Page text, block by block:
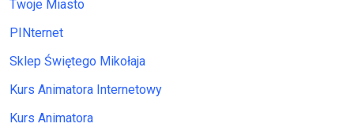
Twoje Miasto
PINternet
Sklep Świętego Mikołaja
Kurs Animatora Internetowy
Kurs Animatora